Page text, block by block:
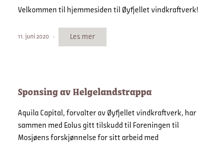
Velkommen til hjemmesiden til Øyfjellet vindkraftverk!
11. juni 2020 Les mer
Sponsing av Helgelandstrappa
Aquila Capital, forvalter av Øyfjellet vindkraftverk, har
sammen med Eolus gitt tilskudd til Foreningen til
Mosjøens forskjønnelse for sitt arbeid med